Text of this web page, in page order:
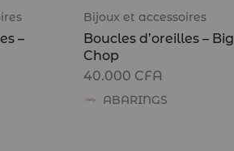
–
Bijoux et accessoires
Boucles d’oreilles – Big
Chop
40.000 CFA
ABARINGS